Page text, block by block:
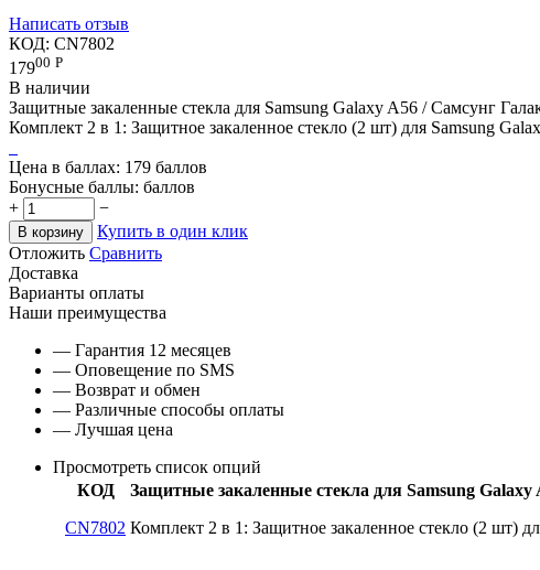
Написать отзыв
КОД: CN7802
17900 Р
В наличии
Защитные закаленные стекла для Samsung Galaxy A56 / Самсунг
Комплект 2 в 1: Защитное закаленное стекло (2 шт) для Samsung
Цена в баллах: 179 баллов
Бонусные баллы: баллов
+
−
В корзину
Купить в один клик
Отложить Сравнить
Доставка
Варианты оплаты
Наши преимущества
— Гарантия 12 месяцев
— Оповещение по SMS
— Возврат и обмен
— Различные способы оплаты
— Лучшая цена
Просмотреть список опций
КОД
Защитные закаленные стекла для Samsung
CN7802 Комплект 2 в 1: Защитное закаленное стекло (2 шт)